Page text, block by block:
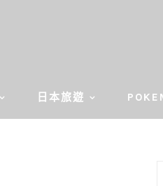
日本旅遊